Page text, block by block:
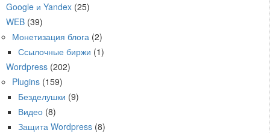
Google и Yandex (25)
WEB (39)
Монетизация блога (2)
Ссылочные биржи (1)
Wordpress (202)
Plugins (159)
Безделушки (9)
Видео (8)
Защита Wordpress (8)